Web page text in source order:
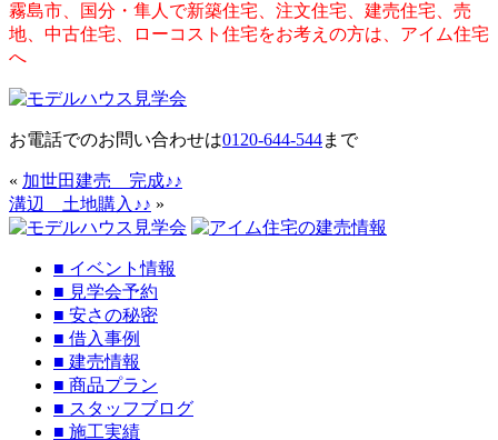
霧島市、国分・隼人で新築住宅、注文住宅、建売住宅、売
地、中古住宅、ローコスト住宅をお考えの方は、アイム住宅
へ
お電話でのお問い合わせは0120-644-544まで
« 加世田建売 完成♪♪
溝辺 土地購入♪♪ »
■ イベント情報
■ 見学会予約
■ 安さの秘密
■ 借入事例
■ 建売情報
■ 商品プラン
■ スタッフブログ
■ 施工実績